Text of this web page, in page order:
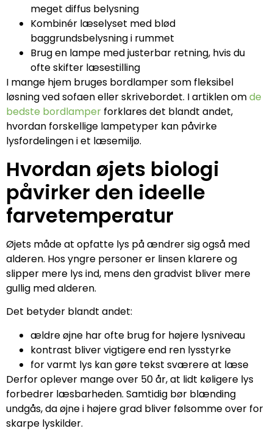
meget diffus belysning
Kombinér læselyset med blød
baggrundsbelysning i rummet
Brug en lampe med justerbar retning, hvis du
ofte skifter læsestilling
I mange hjem bruges bordlamper som fleksibel
løsning ved sofaen eller skrivebordet. I artiklen omde
bedste bordlamper forklares det blandt andet,
hvordan forskellige lampetyper kan påvirke
lysfordelingen i et læsemiljø.
Hvordan øjets biologi
påvirker den ideelle
farvetemperatur
Øjets måde at opfatte lys på ændrer sig også med
alderen. Hos yngre personer er linsen klarere og
slipper mere lys ind, mens den gradvist bliver mere
gullig med alderen.
Det betyder blandt andet:
ældre øjne har ofte brug for højere lysniveau
kontrast bliver vigtigere end ren lysstyrke
for varmt lys kan gøre tekst sværere at læse
Derfor oplever mange over 50 år, at lidt køligere lys
forbedrer læsbarheden. Samtidig bør blænding
undgås, da øjne i højere grad bliver følsomme over for
skarpe lyskilder.